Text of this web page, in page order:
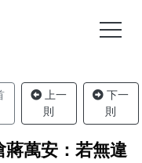
上一
則
下一
則
蔣萬安：若無違